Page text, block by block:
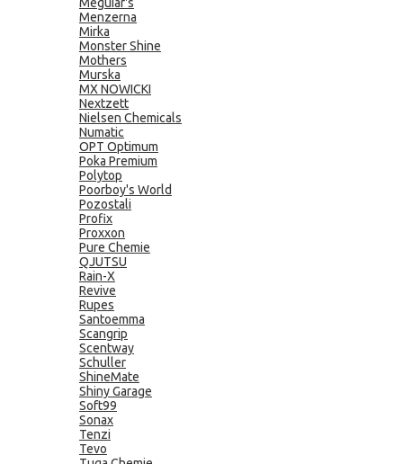
Menzerna
Mirka
Monster Shine
Mothers
Murska
MX NOWICKI
Nextzett
Nielsen Chemicals
Numatic
OPT Optimum
Poka Premium
Polytop
Poorboy's World
Pozostali
Profix
Proxxon
Pure Chemie
QJUTSU
Rain-X
Revive
Rupes
Santoemma
Scangrip
Scentway
Schuller
ShineMate
Shiny Garage
Soft99
Sonax
Tenzi
Tevo